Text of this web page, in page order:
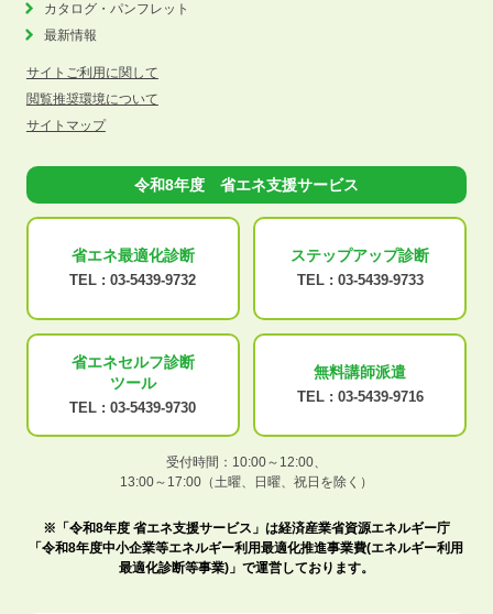
カタログ・パンフレット
最新情報
サイトご利用に関して
閲覧推奨環境について
サイトマップ
令和8年度 省エネ支援サービス
省エネ最適化診断
TEL : 03-5439-9732
ステップアップ診断
TEL : 03-5439-9733
省エネセルフ診断
ツール
TEL : 03-5439-9730
無料講師派遣
TEL : 03-5439-9716
受付時間：10:00～12:00、
13:00～17:00（土曜、日曜、祝日を除く）
※「令和8年度 省エネ支援サービス」は経済産業省資源エネルギー庁
「令和8年度中小企業等エネルギー利用最適化推進事業費(エネルギー利用
最適化診断等事業)」で運営しております。